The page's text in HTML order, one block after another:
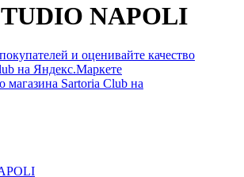
NAPOLI